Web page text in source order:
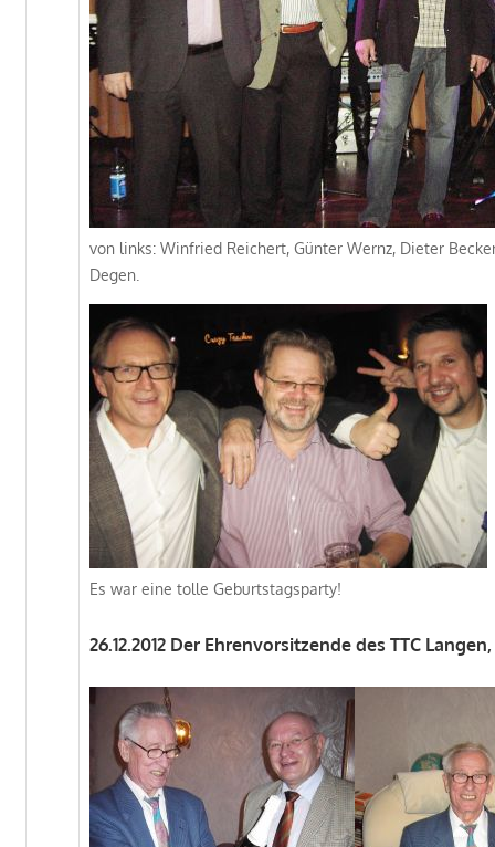
von links: Winfried Reichert, Günter Wernz, Dieter
Degen.
Es war eine tolle Geburtstagsparty!
26.12.2012 Der Ehrenvorsitzende des TTC